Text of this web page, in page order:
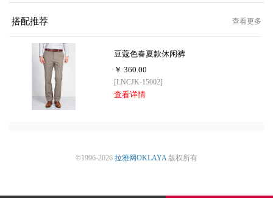
搭配推荐 查看更多
豆蔻色春夏款休闲裤
￥ 360.00
[LNCJK-15002]
查看详情
©1996-2026 拉雅网OKLAYA 版权所有